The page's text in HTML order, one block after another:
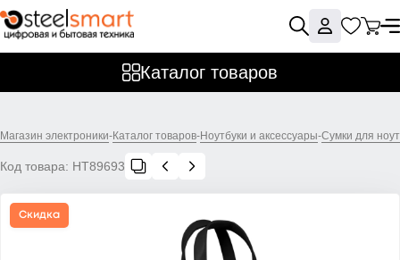
Каталог товаров
Магазин электроники-Каталог товаров-Ноутбуки и аксессуары-Сумки для
Код товара: НТ89693
Скидка